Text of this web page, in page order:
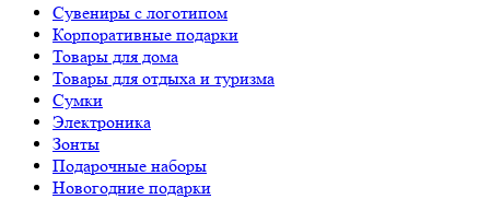
Сувениры с логотипом
Корпоративные подарки
Товары для дома
Товары для отдыха и туризма
Сумки
Электроника
Зонты
Подарочные наборы
Новогодние подарки